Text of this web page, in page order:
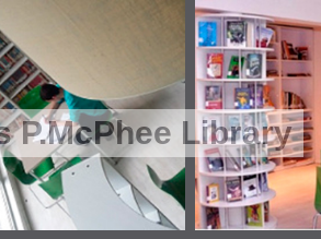
P.McPhee Library